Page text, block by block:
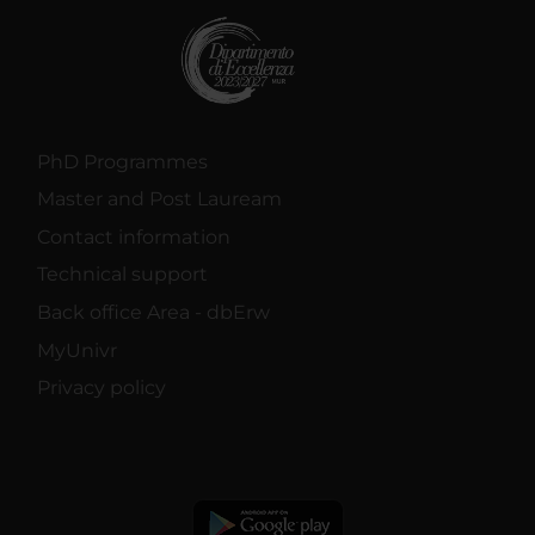
PhD Programmes
Master and Post Lauream
Contact information
Technical support
Back office Area - dbErw
MyUnivr
Privacy policy